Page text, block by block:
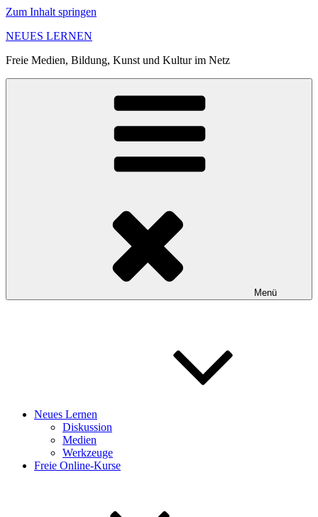
Zum Inhalt springen
NEUES LERNEN
Freie Medien, Bildung, Kunst und Kultur im Netz
Menü
Neues Lernen
Diskussion
Medien
Werkzeuge
Freie Online-Kurse